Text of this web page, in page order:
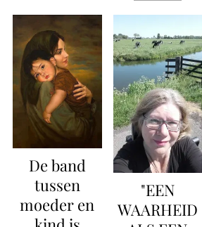
De band
tussen
moeder en
"EEN
WAARHEID